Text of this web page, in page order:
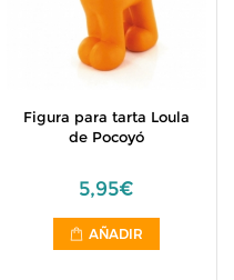
Figura para tarta Loula
de Pocoyó
5,95€
AÑADIR